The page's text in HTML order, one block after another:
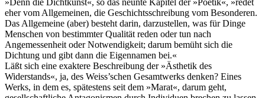
»Denn die Dichtkunst«, so das neunte Kapitel der »Poetik«, »redet
eher vom Allgemeinen, die Geschichtsschreibung vom Besonderen.
Das Allgemeine (aber) besteht darin, darzustellen, was für Dinge
Menschen von bestimmter Qualität reden oder tun nach
Angemessenheit oder Notwendigkeit; darum bemüht sich die
Dichtung und gibt dann die Eigennamen bei.«
Läßt sich eine exaktere Beschreibung der »Ästhetik des
Widerstands«, ja, des Weiss’schen Gesamtwerks denken? Eines
Werks, in dem es, spätestens seit dem »Marat«, darum geht,